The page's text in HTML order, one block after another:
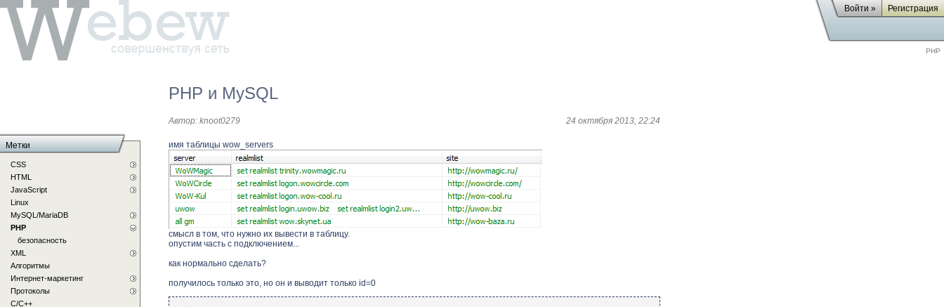
Войти » Регистрация
PHP
PHP и MySQL
24 октября 2013, 22:24
Автор: knoot0279
имя таблицы wow_servers
смысл в том, что нужно их вывести в таблицу.
опустим часть с подключением...
как нормально сделать?
получилось только это, но он и выводит только id=0
Метки
CSS
HTML
JavaScript
Linux
MySQL/MariaDB
PHP
безопасность
XML
Алгоритмы
Интернет-маркетинг
Протоколы
С/C++